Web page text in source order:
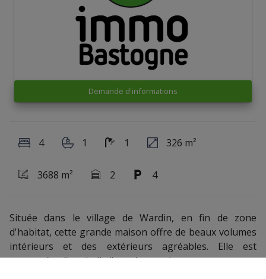
Demande d'informations
4 1 1 326 m²
3688 m² 2 4
Située dans le village de Wardin, en fin de zone
d'habitat, cette grande maison offre de beaux volumes
intérieurs et des extérieurs agréables. Elle est
composée d'un hall d'entrée, un bureau, un wc, un